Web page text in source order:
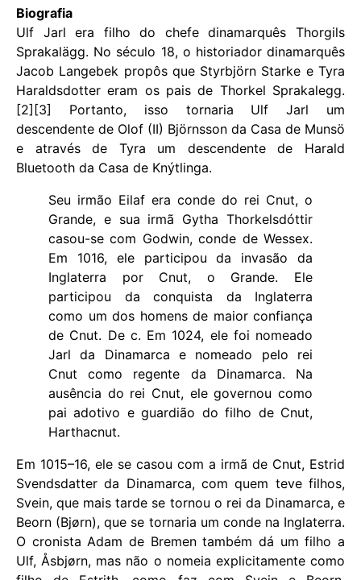
Biografia
Ulf Jarl era filho do chefe dinamarquês Thorgils
Sprakalägg. No século 18, o historiador dinamarquês
Jacob Langebek propôs que Styrbjörn Starke e Tyra
Haraldsdotter eram os pais de Thorkel Sprakalegg.
[2][3] Portanto, isso tornaria Ulf Jarl um
descendente de Olof (II) Björnsson da Casa de Munsö
e através de Tyra um descendente de Harald
Bluetooth da Casa de Knýtlinga.
Seu irmão Eilaf era conde do rei Cnut, o
Grande, e sua irmã Gytha Thorkelsdóttir
casou-se com Godwin, conde de Wessex.
Em 1016, ele participou da invasão da
Inglaterra por Cnut, o Grande. Ele
participou da conquista da Inglaterra
como um dos homens de maior confiança
de Cnut. De c. Em 1024, ele foi nomeado
Jarl da Dinamarca e nomeado pelo rei
Cnut como regente da Dinamarca. Na
ausência do rei Cnut, ele governou como
pai adotivo e guardião do filho de Cnut,
Harthacnut.
Em 1015–16, ele se casou com a irmã de Cnut, Estrid
Svendsdatter da Dinamarca, com quem teve filhos,
Svein, que mais tarde se tornou o rei da Dinamarca, e
Beorn (Bjørn), que se tornaria um conde na Inglaterra.
O cronista Adam de Bremen também dá um filho a
Ulf, Åsbjørn, mas não o nomeia explicitamente como